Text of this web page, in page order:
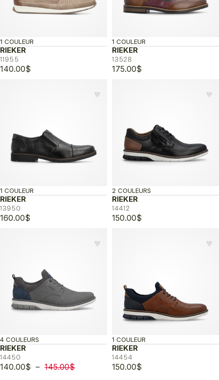
RIEKER
11955
1 COULEUR
140.00$
RIEKER
13528
1 COULEUR
175.00$
♥︎
RIEKER
13950
1 COULEUR
160.00$
♥︎
RIEKER
14412
2 COULEURS
150.00$
♥︎
RIEKER
14450
4 COULEURS
140.00$ – 145.00$Plage
♥︎
RIEKER
14454
1 COULEUR
150.00$